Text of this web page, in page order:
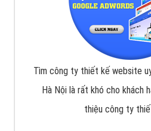
Tìm công ty thiết kế website
Hà Nội là rất khó cho khách
thiệu công ty